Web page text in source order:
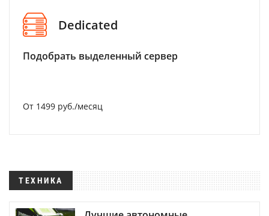
Dedicated
Подобрать выделенный сервер
От 1499 руб./месяц
ТЕХНИКА